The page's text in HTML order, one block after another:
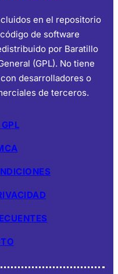
en el repositorio
de software
por Baratillo
(GPL). No tiene
desarrolladores o
de terceros.